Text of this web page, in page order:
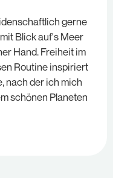
gerne
Blick auf's Meer
Hand. Freiheit im
Routine inspiriert
nach der ich mich
schönen Planeten